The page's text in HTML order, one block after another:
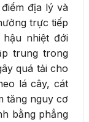
địa lý và
trực tiếp
nhiệt đới
trung trong
quá tải cho
lá cây, cát
tăng nguy cơ
bằng phẳng